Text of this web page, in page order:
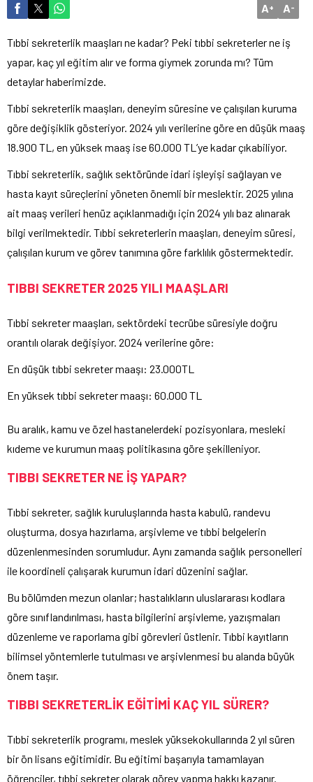
A+ A-
Tıbbi sekreterlik maaşları ne kadar? Peki tıbbi sekreterler ne iş
yapar, kaç yıl eğitim alır ve forma giymek zorunda mı? Tüm
detaylar haberimizde.
Tıbbi sekreterlik maaşları, deneyim süresine ve çalışılan kuruma
göre değişiklik gösteriyor. 2024 yılı verilerine göre en düşük maaş
18.900 TL, en yüksek maaş ise 60.000 TL’ye kadar çıkabiliyor.
Tıbbi sekreterlik, sağlık sektöründe idari işleyişi sağlayan ve
hasta kayıt süreçlerini yöneten önemli bir meslektir. 2025 yılına
ait maaş verileri henüz açıklanmadığı için 2024 yılı baz alınarak
bilgi verilmektedir. Tıbbi sekreterlerin maaşları, deneyim süresi,
çalışılan kurum ve görev tanımına göre farklılık göstermektedir.
TIBBI SEKRETER 2025 YILI MAAŞLARI
Tıbbi sekreter maaşları, sektördeki tecrübe süresiyle doğru
orantılı olarak değişiyor. 2024 verilerine göre:
En düşük tıbbi sekreter maaşı: 23.000TL
En yüksek tıbbi sekreter maaşı: 60.000 TL
Bu aralık, kamu ve özel hastanelerdeki pozisyonlara, mesleki
kıdeme ve kurumun maaş politikasına göre şekilleniyor.
TIBBI SEKRETER NE İŞ YAPAR?
Tıbbi sekreter, sağlık kuruluşlarında hasta kabulü, randevu
oluşturma, dosya hazırlama, arşivleme ve tıbbi belgelerin
düzenlenmesinden sorumludur. Aynı zamanda sağlık personelleri
ile koordineli çalışarak kurumun idari düzenini sağlar.
Bu bölümden mezun olanlar; hastalıkların uluslararası kodlara
göre sınıflandırılması, hasta bilgilerini arşivleme, yazışmaları
düzenleme ve raporlama gibi görevleri üstlenir. Tıbbi kayıtların
bilimsel yöntemlerle tutulması ve arşivlenmesi bu alanda büyük
önem taşır.
TIBBI SEKRETERLİK EĞİTİMİ KAÇ YIL SÜRER?
Tıbbi sekreterlik programı, meslek yüksekokullarında 2 yıl süren
bir ön lisans eğitimidir. Bu eğitimi başarıyla tamamlayan
öğrenciler, tıbbi sekreter olarak görev yapma hakkı kazanır.